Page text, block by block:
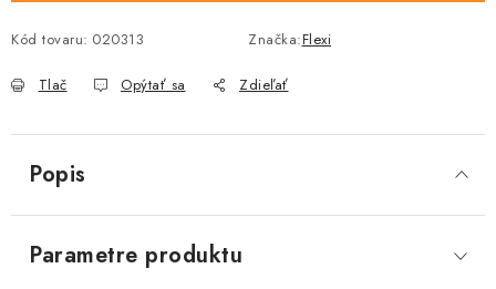
Kód tovaru: 020313 Značka:Flexi
Tlač Opýtať sa Zdieľať
Popis
Parametre produktu